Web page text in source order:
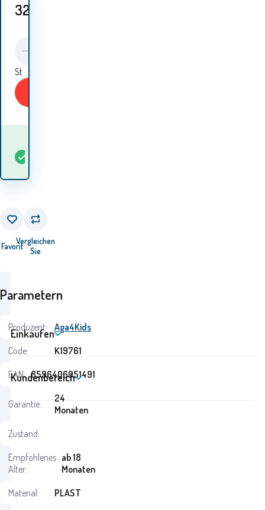
32.30
St
FavoritVergleichen
Sie
Parametern
Produzent:
Aga4Kids
Code:
K19761
EAN: 8596406051491
Garantie:
24
Monaten
Zustand:
Empfohlenes
Alter:
ab 18
Monaten
Material:
PLAST
Einkaufen
Kundenbereich